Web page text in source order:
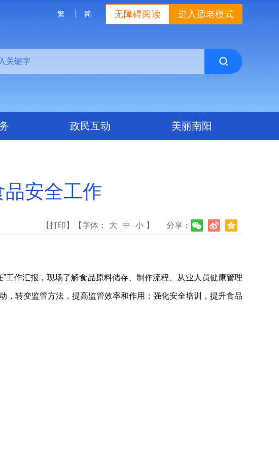
进入适老模式
无障碍阅读
繁 简
政民互动 美丽南阳
安全工作
分享：
【打印】 【字体： 大 中 小 】
工作汇报，现场了解食品原料储存、制作流程、从业人员健康管理
转变监管方法，提高监管效率和作用；强化安全培训，提升食品